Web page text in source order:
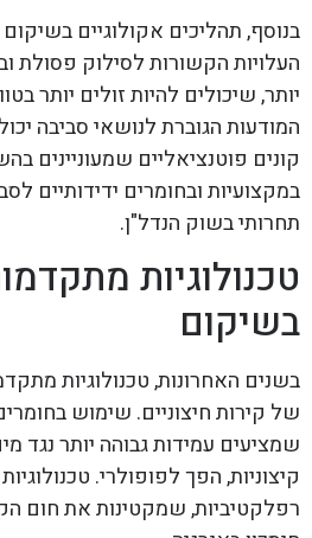
בנוסף, תהליכים אקולוגיים
העלויות הקשורות לסילוק פסולת
יותר, שיכולים להיות זולים יותר
המודעות הגוברת לנושאי סביבה
קונים פוטנציאליים שמעוניינים
במקצועיות ובחומרים ידידותיים
תחרותי בשוק הנדל"ן.
טכנולוגיות
בשיקום
בשנים האחרונות, טכנולוגיות
של קירות חיצוניים. שימוש
שמציעים עמידות גבוהה יותר נגד
קיצוניות, הפך לפופולרי.
רפלקטיביות, שמקטינות את חום